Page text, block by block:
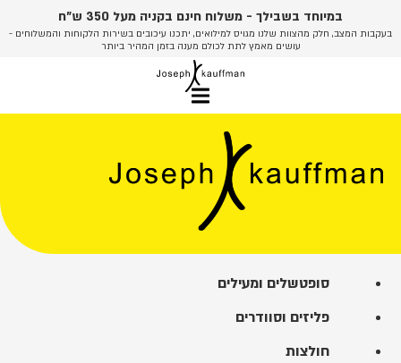
לתוכן
במיוחד בשבילך - משלוח חינם בקניה מעל 350 ש"ח
בעקבות המצב, חלק מהצוות שלנו מגויס למילואים, יתכנו עיכובים בשירות הלקוחות והמשלוחים -
עושים מאמץ לתת לכולם מענה בזמן המהיר ביותר
סופטשלים ומעילים
פליזים וסוודרים
חולצות